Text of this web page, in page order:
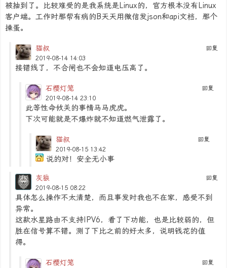
被抽到了。比较难受的是我系统是Linux的，官方根本没有Linux
客户端。工作时那帮有病的B天天用微信发json和api文档，那个
操蛋。
回复
猫叔
2019-08-14 14:03
接错线了，不合闸也不会知道电压高了。
回复
石樱灯笼
2019-08-14 23:10
此等性命攸关的事情马马虎虎。
下次可能就是不爆炸就不知道燃气泄露了。
回复
猫叔
2019-08-15 13:42
说的对！安全无小事
回复
灰狼
2019-08-15 08:22
具体怎么操作不太清楚，而且事发时我也不在家，感受不到
异常。
这款水星路由不支持IPV6，看了下功能，也是比较弱的，但
胜在信号算不错。测了下比之前的好太多，说明钱花的值
得。
回复
石樱灯笼